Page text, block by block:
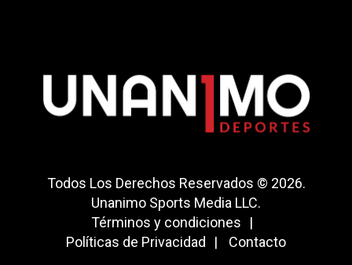
Todos Los Derechos Reservados © 2026.
Unanimo Sports Media LLC.
Términos y condiciones
Políticas de Privacidad
Contacto